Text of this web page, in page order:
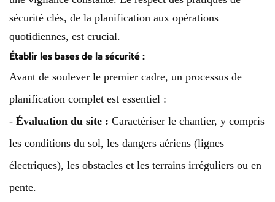
sécurité clés, de la planification aux opérations
quotidiennes, est crucial.
Établir les bases de la sécurité :
Avant de soulever le premier cadre, un processus de
planification complet est essentiel :
- Évaluation du site : Caractériser le chantier, y compris
les conditions du sol, les dangers aériens (lignes
électriques), les obstacles et les terrains irréguliers ou en
pente.